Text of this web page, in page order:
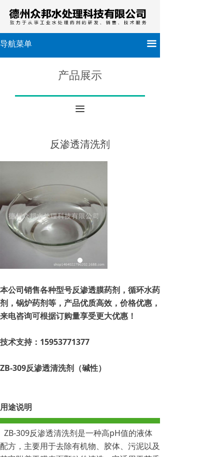
끀
导航菜单
끀
产品展示
反渗透清洗剂
本公司销售各种型号反渗透膜药剂，循环水药
剂，锅炉药剂等，产品优质高效，价格优惠，
来电咨询可根据订购量享受更大优惠！
技术支持 ：15953771377
ZB-309反渗透清洗剂 （碱性）
用途说明
ZB-309反渗透清洗剂是一种高pH值的液体
配方，主要用于去除有机物、胶体、污泥以及